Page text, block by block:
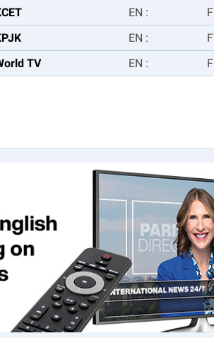
EN :
EN :
TV
EN :